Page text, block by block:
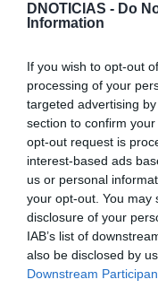
DNOTICIAS - Do
Information
If you wish to opt-out
processing of your
targeted advertising
section to confirm
opt-out request is
interest-based ads
us or personal
your opt-out. You may
disclosure of your
IAB’s list of
also be disclosed by
Downstream
ROTEIRO
CRISTIANO
“Muda o corpo de
PRODUTOS E MARCAS
Conheça a
da colecção Savoy